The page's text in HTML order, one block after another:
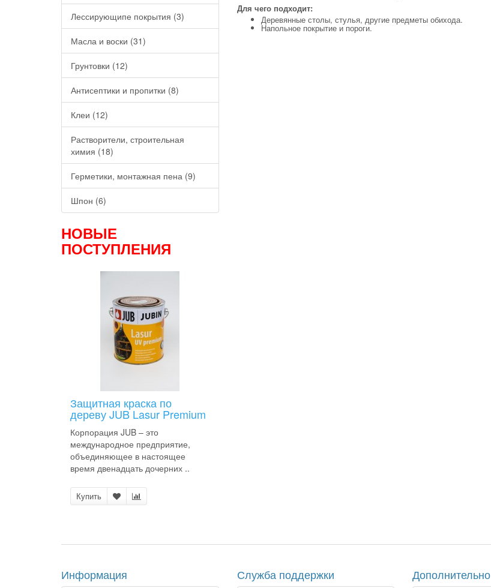
Лессирующипе покрытия (3)
Масла и воски (31)
Грунтовки (12)
Антисептики и пропитки (8)
Клеи (12)
Растворители, строительная
химия (18)
Герметики, монтажная пена (9)
Шпон (6)
НОВЫЕ
ПОСТУПЛЕНИЯ
Защитная краска по
дереву JUB Lasur Premium
Корпорация JUB – это
международное предприятие,
объединяющее в настоящее
время двенадцать дочерних ..
Купить
Для чего подходит:
Деревянные столы, стулья, другие предметы обихода.
Напольное покрытие и пороги.
Информация Служба поддержки Дополнительно